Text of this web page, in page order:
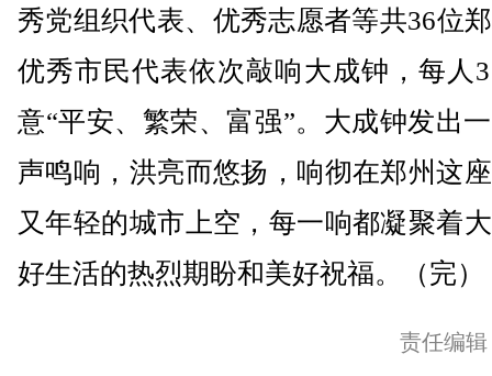
秀党组织代表、优秀志愿者等共36位
优秀市民代表依次敲响大成钟，每人
意“平安、繁荣、富强”。大成钟发出
声鸣响，洪亮而悠扬，响彻在郑州这
又年轻的城市上空，每一响都凝聚着
好生活的热烈期盼和美好祝福。（完）
责任编